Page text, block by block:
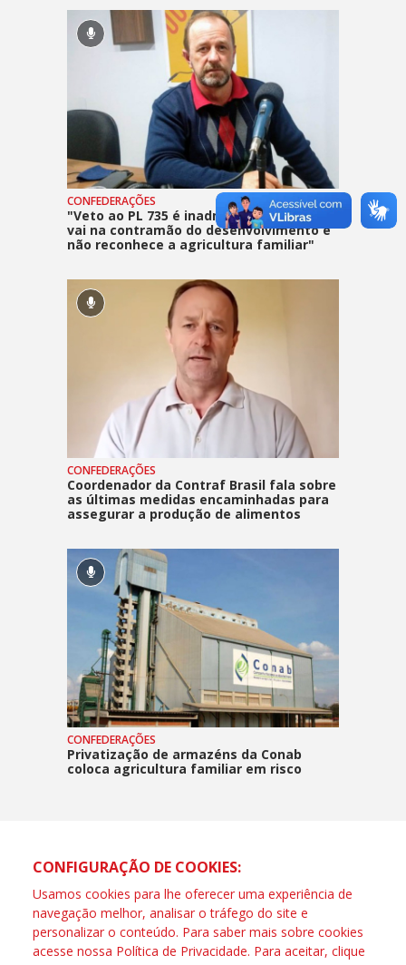
CONFEDERAÇÕES
"Veto ao PL 735 é inadmissível. Bolsonaro
vai na contramão do desenvolvimento e
não reconhece a agricultura familiar"
CONFEDERAÇÕES
Coordenador da Contraf Brasil fala sobre
as últimas medidas encaminhadas para
assegurar a produção de alimentos
CONFEDERAÇÕES
Privatização de armazéns da Conab
coloca agricultura familiar em risco
CONFIGURAÇÃO DE COOKIES:
Usamos cookies para lhe oferecer uma experiência de
navegação melhor, analisar o tráfego do site e
personalizar o conteúdo. Para saber mais sobre cookies
acesse nossa Política de Privacidade. Para aceitar, clique